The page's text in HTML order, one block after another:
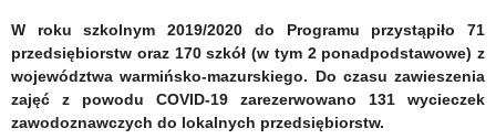
W roku szkolnym 2019/2020 do Programu przystąpiło 71
przedsiębiorstw oraz 170 szkół (w tym 2 ponadpodstawowe) z
województwa warmińsko-mazurskiego. Do czasu zawieszenia
zajęć z powodu COVID-19 zarezerwowano 131 wycieczek
zawodoznawczych do lokalnych przedsiębiorstw.